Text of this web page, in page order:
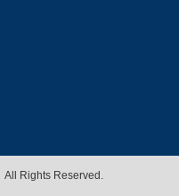
All Rights Reserved.